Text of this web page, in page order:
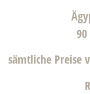
sämtliche Preise